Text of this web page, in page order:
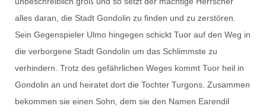
alles daran, die Stadt Gondolin zu finden und zu zerstören.
Sein Gegenspieler Ulmo hingegen schickt Tuor auf den Weg in
die verborgene Stadt Gondolin um das Schlimmste zu
verhindern. Trotz des gefährlichen Weges kommt Tuor heil in
Gondolin an und heiratet dort die Tochter Turgons. Zusammen
bekommen sie einen Sohn, dem sie den Namen Earendil